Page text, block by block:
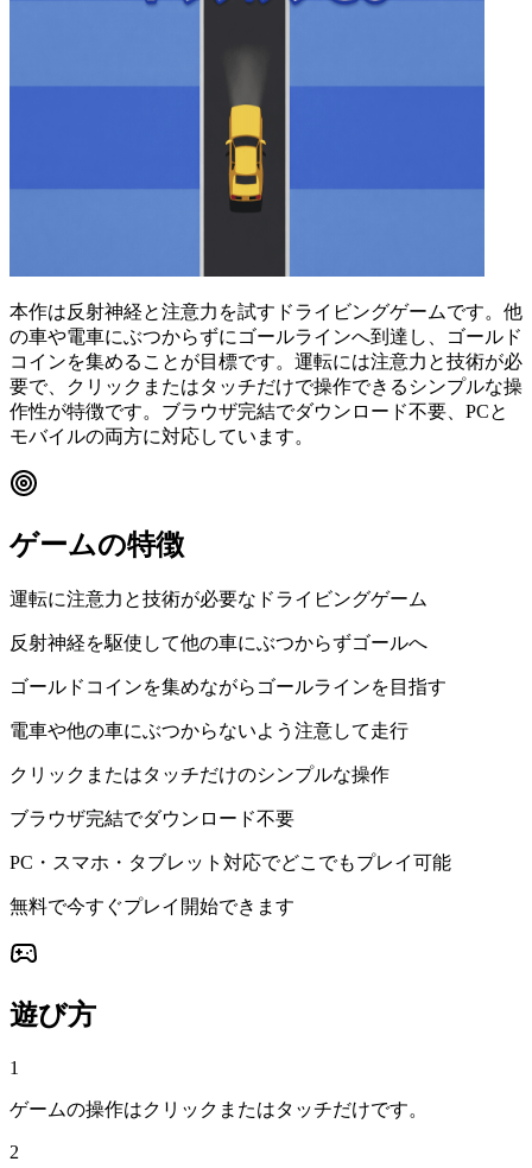
本作は反射神経と注意力を試すドライビングゲームです。他
の車や電車にぶつからずにゴールラインへ到達し、ゴールド
コインを集めることが目標です。運転には注意力と技術が必
要で、クリックまたはタッチだけで操作できるシンプルな操
作性が特徴です。ブラウザ完結でダウンロード不要、PCと
モバイルの両方に対応しています。
ゲームの特徴
運転に注意力と技術が必要なドライビングゲーム
反射神経を駆使して他の車にぶつからずゴールへ
ゴールドコインを集めながらゴールラインを目指す
電車や他の車にぶつからないよう注意して走行
クリックまたはタッチだけのシンプルな操作
ブラウザ完結でダウンロード不要
PC・スマホ・タブレット対応でどこでもプレイ可能
無料で今すぐプレイ開始できます
遊び方
1
ゲームの操作はクリックまたはタッチだけです。
2